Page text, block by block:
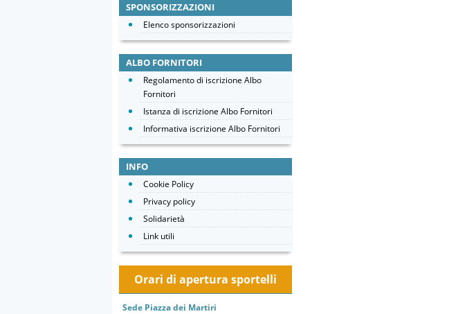
SPONSORIZZAZIONI
Elenco sponsorizzazioni
ALBO FORNITORI
Regolamento di iscrizione Albo
Fornitori
Istanza di iscrizione Albo Fornitori
Informativa iscrizione Albo Fornitori
INFO
Cookie Policy
Privacy policy
Solidarietà
Link utili
Orari di apertura sportelli
Sede Piazza dei Martiri